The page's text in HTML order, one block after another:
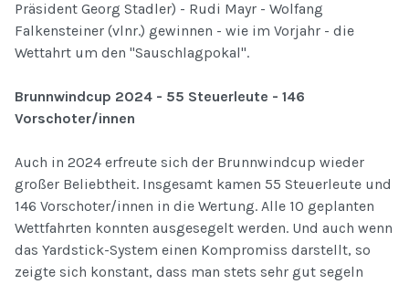
Präsident Georg Stadler) - Rudi Mayr - Wolfang
Falkensteiner (vlnr.) gewinnen - wie im Vorjahr - die
Wettahrt um den "Sauschlagpokal".
Brunnwindcup 2024 - 55 Steuerleute - 146
Vorschoter/innen
Auch in 2024 erfreute sich der Brunnwindcup wieder
großer Beliebtheit. Insgesamt kamen 55 Steuerleute und
146 Vorschoter/innen in die Wertung. Alle 10 geplanten
Wettfahrten konnten ausgesegelt werden. Und auch wenn
das Yardstick-System einen Kompromiss darstellt, so
zeigte sich konstant, dass man stets sehr gut segeln